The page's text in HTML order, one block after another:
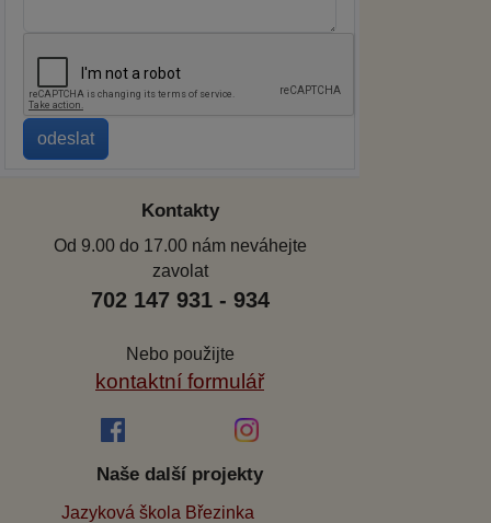
Kontakty
Od 9.00 do 17.00 nám neváhejte
zavolat
702 147 931 - 934
Nebo použijte
kontaktní formulář
Naše další projekty
Jazyková škola Březinka